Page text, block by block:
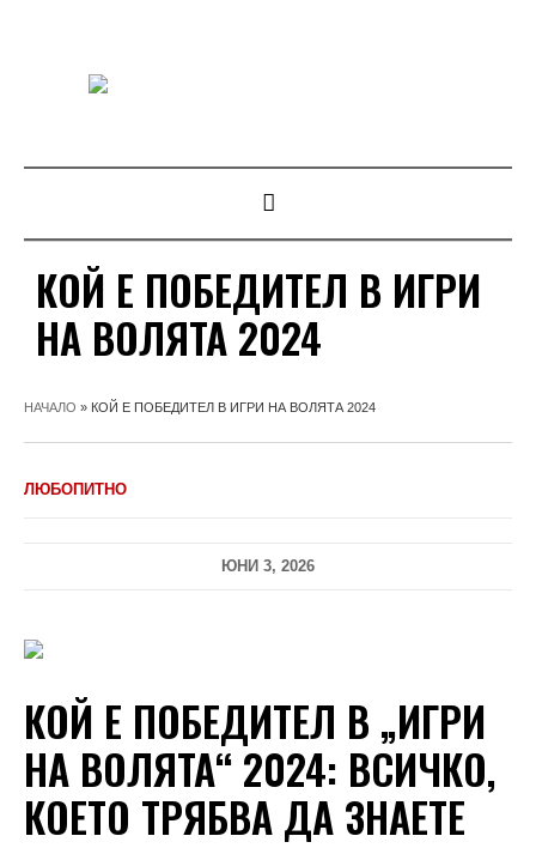
КОЙ Е ПОБЕДИТЕЛ В ИГРИ
НА ВОЛЯТА 2024
НАЧАЛО » КОЙ Е ПОБЕДИТЕЛ В ИГРИ НА ВОЛЯТА 2024
ЛЮБОПИТНО
ЮНИ 3, 2026
КОЙ Е ПОБЕДИТЕЛ В „ИГРИ
НА ВОЛЯТА“ 2024: ВСИЧКО,
КОЕТО ТРЯБВА ДА ЗНАЕТЕ